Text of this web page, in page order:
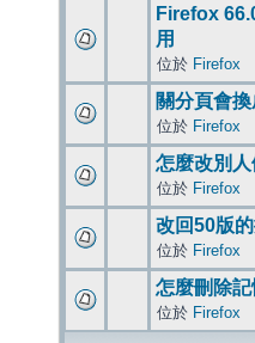
Firefox
用
位於 Firefox
關分頁會
位於 Firefox
怎麼改別
位於 Firefox
改回50版
位於 Firefox
怎麼刪除記
位於 Firefox